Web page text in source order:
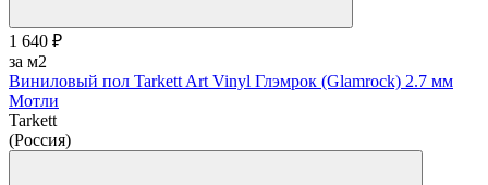
1 640 ₽
за м2
Виниловый пол Tarkett Art Vinyl Глэмрок (Glamrock) 2.7 мм
Мотли
Tarkett
(Россия)